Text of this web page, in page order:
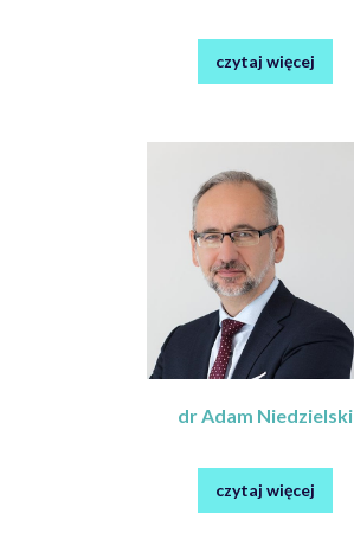
czytaj więcej
dr Adam Niedzielski
czytaj więcej